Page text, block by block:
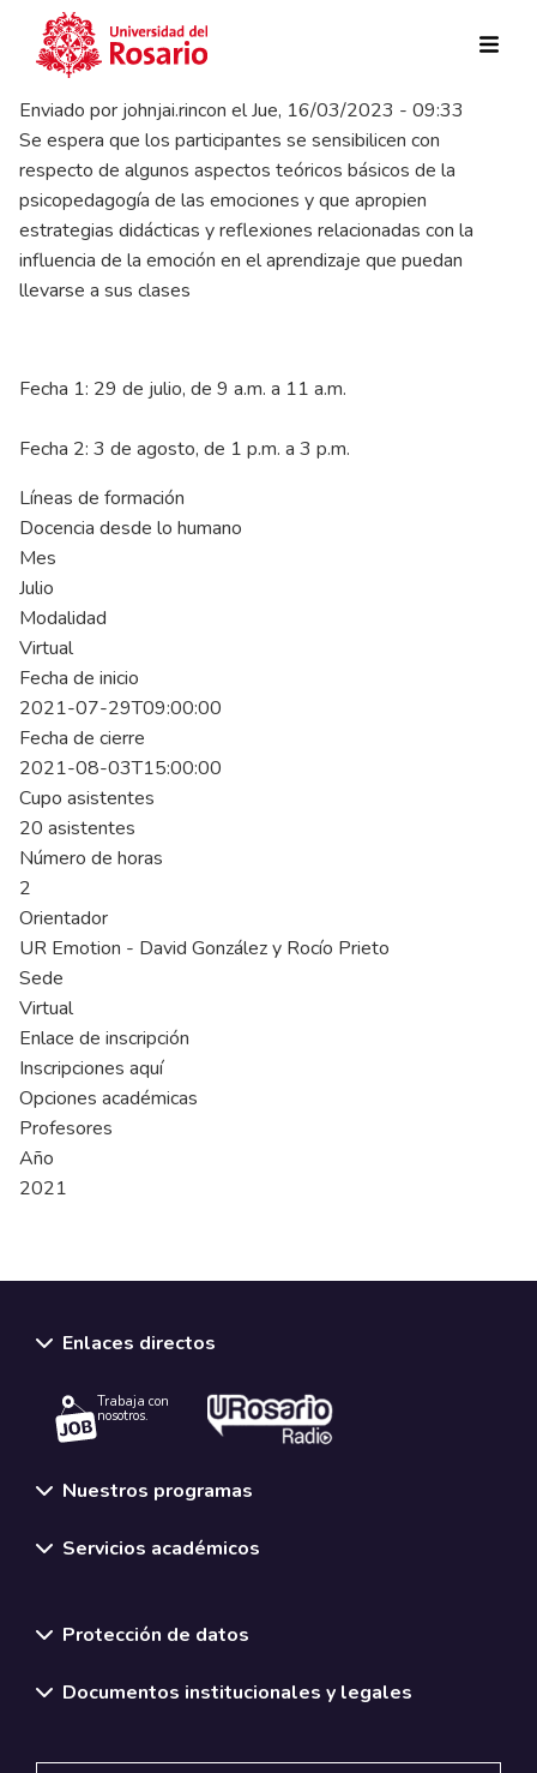
Pasar al contenido principal
Enviado por johnjai.rincon elJue, 16/03/2023 - 09:33
Se espera que los participantes se sensibilicen con
respecto de algunos aspectos teóricos básicos de la
psicopedagogía de las emociones y que apropien
estrategias didácticas y reflexiones relacionadas con la
influencia de la emoción en el aprendizaje que puedan
llevarse a sus clases
Fecha 1: 29 de julio, de 9 a.m. a 11 a.m.
Fecha 2: 3 de agosto, de 1 p.m. a 3 p.m.
Líneas de formación
Docencia desde lo humano
Mes
Julio
Modalidad
Virtual
Fecha de inicio
2021-07-29T09:00:00
Fecha de cierre
2021-08-03T15:00:00
Cupo asistentes
20 asistentes
Número de horas
2
Orientador
UR Emotion - David González y Rocío Prieto
Sede
Virtual
Enlace de inscripción
Inscripciones aquí
Opciones académicas
Profesores
Año
2021
Enlaces directos
Trabaja con
nosotros.
Nuestros programas
Servicios académicos
Protección de datos
Documentos institucionales y legales